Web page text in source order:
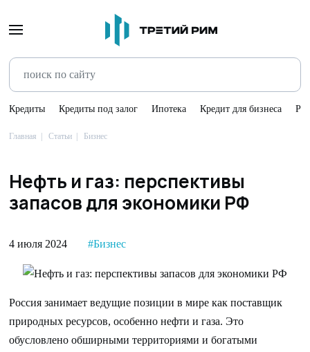
Кредиты Кредиты под залог Ипотека Кредит для бизнеса
Главная Статьи Бизнес
Нефть и газ: перспективы
запасов для экономики РФ
4 июля 2024 #Бизнес
Россия занимает ведущие позиции в мире как поставщик
природных ресурсов, особенно нефти и газа. Это
обусловлено обширными территориями и богатыми